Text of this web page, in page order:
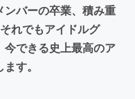
バーの卒業、積み重
れでもアイドルグ
できる史上最高のア
す。